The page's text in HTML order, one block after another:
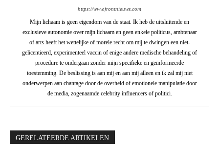
https://www.frontnieuws.com
Mijn lichaam is geen eigendom van de staat. Ik heb de uitsluitende en
exclusieve autonomie over mijn lichaam en geen enkele politicus, ambtenaar
of arts heeft het wettelijke of morele recht om mij te dwingen een niet-
gelicentieerd, experimenteel vaccin of enige andere medische behandeling of
procedure te ondergaan zonder mijn specifieke en geïnformeerde
toestemming. De beslissing is aan mij en aan mij alleen en ik zal mij niet
onderwerpen aan chantage door de overheid of emotionele manipulatie door
de media, zogenaamde celebrity influencers of politici.
GERELATEERDE ARTIKELEN